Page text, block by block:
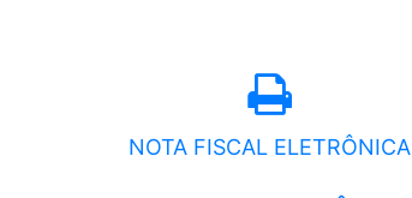
NOTA FISCAL ELETRÔNICA